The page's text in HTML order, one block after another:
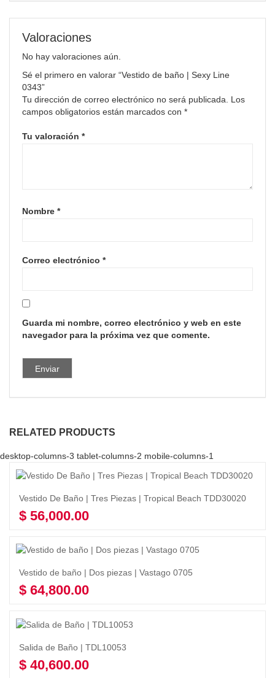
Valoraciones
No hay valoraciones aún.
Sé el primero en valorar “Vestido de baño | Sexy Line
0343”
Tu dirección de correo electrónico no será publicada.
Los
campos obligatorios están marcados con *
Tu valoración *
Nombre *
Correo electrónico *
Guarda mi nombre, correo electrónico y web en este
navegador para la próxima vez que comente.
RELATED PRODUCTS
desktop-columns-3 tablet-columns-2 mobile-columns-1
Vestido De Baño | Tres Piezas | Tropical Beach TDD30020
$ 56,000.00
Vestido de baño | Dos piezas | Vastago 0705
$ 64,800.00
Salida de Baño | TDL10053
$ 40,600.00